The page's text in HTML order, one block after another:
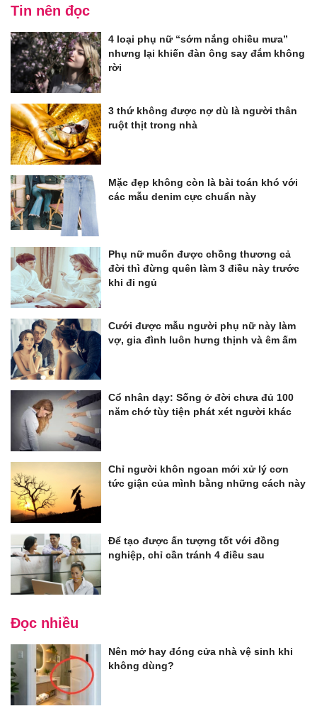
Tin nên đọc
4 loại phụ nữ “sớm nắng chiều mưa”
nhưng lại khiến đàn ông say đắm không
rời
3 thứ không được nợ dù là người thân
ruột thịt trong nhà
Mặc đẹp không còn là bài toán khó với
các mẫu denim cực chuẩn này
Phụ nữ muốn được chồng thương cả
đời thì đừng quên làm 3 điều này trước
khi đi ngủ
Cưới được mẫu người phụ nữ này làm
vợ, gia đình luôn hưng thịnh và êm ấm
Cổ nhân dạy: Sống ở đời chưa đủ 100
năm chớ tùy tiện phát xét người khác
Chỉ người khôn ngoan mới xử lý cơn
tức giận của mình bằng những cách này
Để tạo được ấn tượng tốt với đồng
nghiệp, chỉ cần tránh 4 điều sau
Đọc nhiều
Nên mở hay đóng cửa nhà vệ sinh khi
không dùng?